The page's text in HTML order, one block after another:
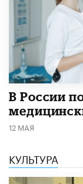
В России
12 МАЯ
КУЛЬТУРА